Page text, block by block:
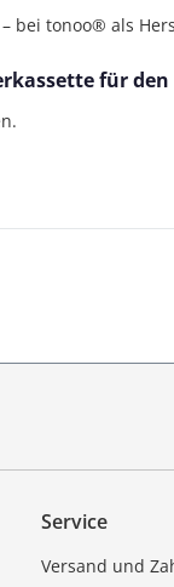
bei tonoo® als
für den
Service
Versand und